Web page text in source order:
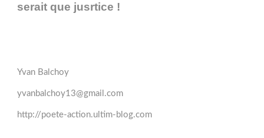
serait que jusrtice !
Yvan Balchoy
yvanbalchoy13@gmail.com
http://poete-action.ultim-blog.com